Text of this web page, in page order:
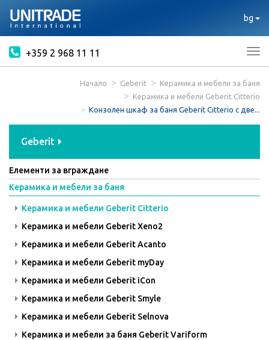
bg
+359 2 968 11 11
Начало Geberit
Керамика и мебели за баня
Керамика и мебели Geberit Citterio
Конзолен шкаф за баня Geberit Citterio с две...
Geberit
Елементи за вграждане
Керамика и мебели за баня
Керамика и мебели Geberit Citterio
Керамика и мебели Geberit Xeno2
Керамика и мебели Geberit Acanto
Керамика и мебели Geberit myDay
Керамика и мебели Geberit iCon
Керамика и мебели Geberit Smyle
Керамика и мебели Geberit Selnova
Керамика и мебели за баня Geberit Variform